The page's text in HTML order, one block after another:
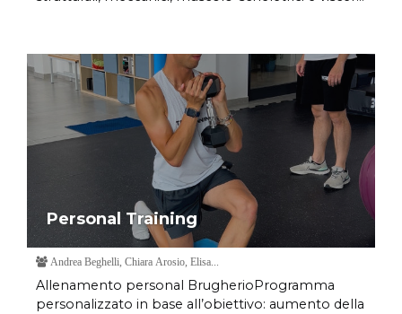
Personal Training
Andrea Beghelli, Chiara Arosio, Elisa...
Allenamento personal BrugherioProgramma
personalizzato in base all’obiettivo: aumento della